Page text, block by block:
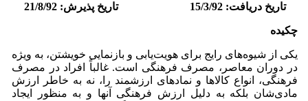
تاریخ دریافت: 15/3/92 تاریخ پذیرش: 21/8/92
چکیده
یکی از شیوه‌های رایج برای هویت‌یابی و بازنمایی خویشتن، به ویژه
در دوران معاصر، مصرف فرهنگی است. غالباً افراد در مصرف
فرهنگی، انواع کالاها و نمادهای ارزشمند را، نه به خاطر ارزش
مادی‌شان بلکه به دلیل ارزش فرهنگی آنها و به منظور ایجاد